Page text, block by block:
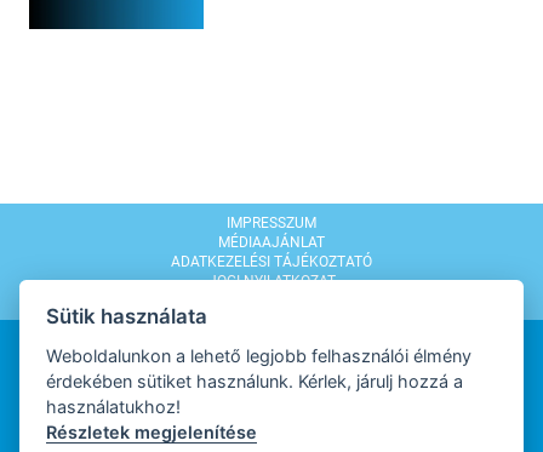
IMPRESSZUM
MÉDIAAJÁNLAT
ADATKEZELÉSI TÁJÉKOZTATÓ
JOGI NYILATKOZAT
WEBDESIGN
Sütik használata
Weboldalunkon a lehető legjobb felhasználói élmény
érdekében sütiket használunk. Kérlek, járulj hozzá a
használatukhoz!
Részletek megjelenítése